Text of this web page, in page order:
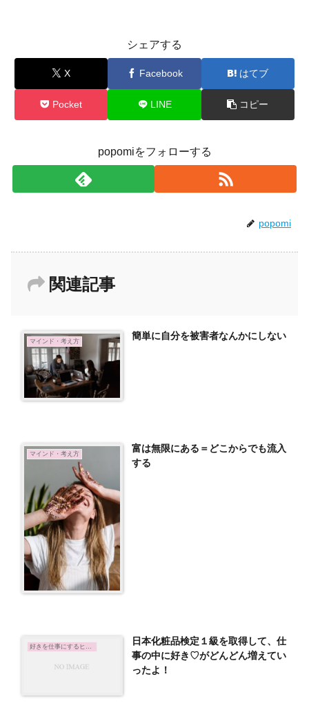
シェアする
X Facebook はてブ
Pocket LINE コピー
popomiをフォローする
popomi
関連記事
マインド・考え方 簡単に自分を被害者なんかにしない
マインド・考え方
富は無限にある＝どこからでも流入
する
好きを仕事にするヒント
日本化粧品検定１級を取得して、仕
事の中に好き♡がどんどん増えてい
ったよ！